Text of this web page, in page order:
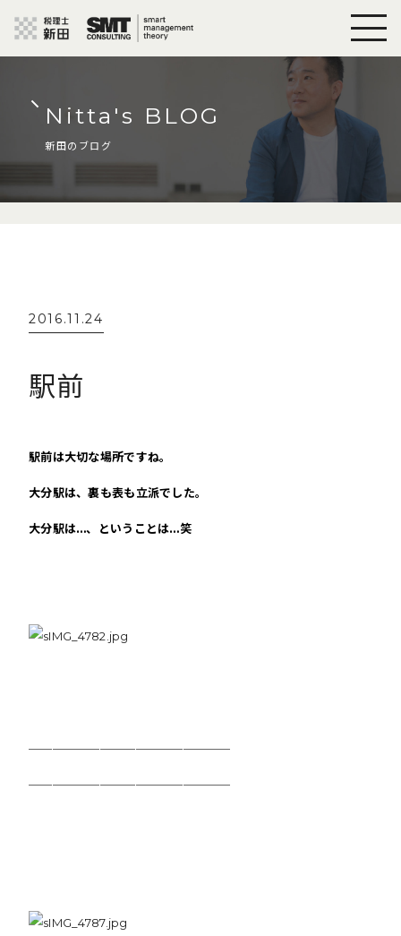
Nitta's BLOG
新田のブログ
2016.11.24
駅前
駅前は大切な場所ですね。
大分駅は、裏も表も立派でした。
大分駅は…、ということは…笑